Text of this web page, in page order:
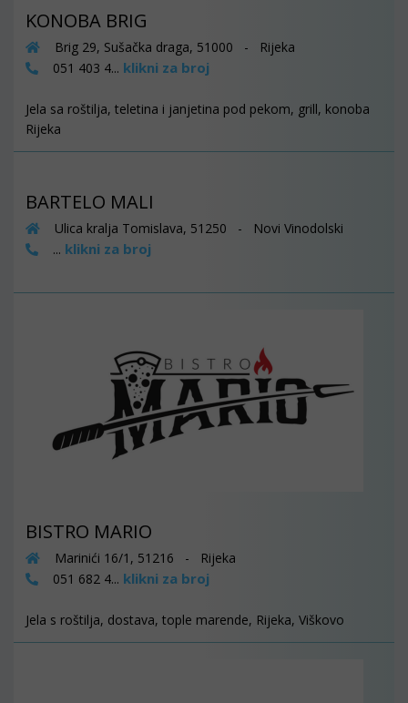
KONOBA BRIG
Brig 29, Sušačka draga, 51000 - Rijeka
051 403 4... klikni za broj
Jela sa roštilja, teletina i janjetina pod pekom, grill, konoba
Rijeka
BARTELO MALI
Ulica kralja Tomislava, 51250 - Novi Vinodolski
... klikni za broj
BISTRO MARIO
Marinići 16/1, 51216 - Rijeka
051 682 4... klikni za broj
Jela s roštilja, dostava, tople marende, Rijeka, Viškovo